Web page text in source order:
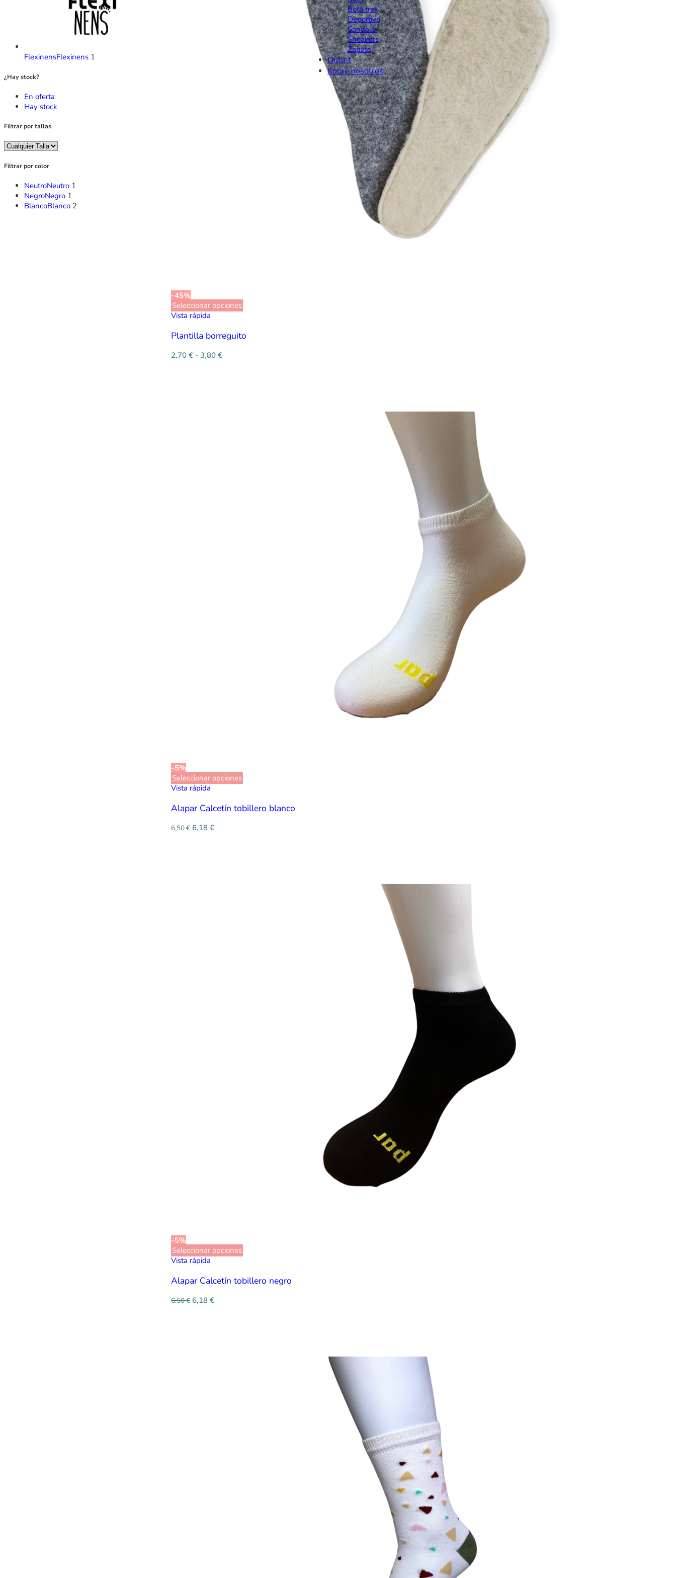
Bota trek
Deportiva
Sandalia
Sneakers
Zapato
Outlet
Sobre nosotros
FlexinensFlexinens 1
¿Hay stock?
En oferta
Hay stock
Filtrar por tallas
Filtrar por color
NeutroNeutro 1
NegroNegro 1
BlancoBlanco 2
-45%
Seleccionar opciones
Vista rápida
Plantilla borreguito
2,70 € - 3,80 €
-5%
Seleccionar opciones
Vista rápida
Alapar Calcetín tobillero blanco
6,50€ 6,18 €
-5%
Seleccionar opciones
Vista rápida
Alapar Calcetín tobillero negro
6,50€ 6,18 €